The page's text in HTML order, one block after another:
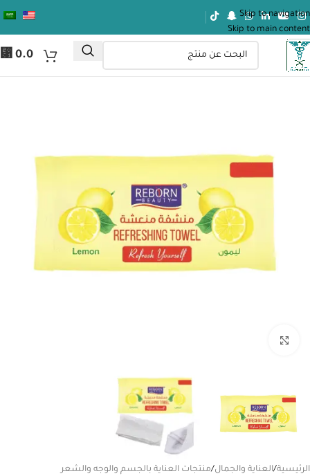
Skip to navigation
Skip to main content
⃁0.0
الرئيسية/العناية والجمال/منتجات العناية بالجسم والوجه والشعر